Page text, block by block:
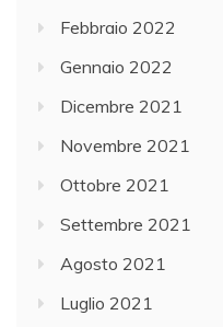
Febbraio 2022
Gennaio 2022
Dicembre 2021
Novembre 2021
Ottobre 2021
Settembre 2021
Agosto 2021
Luglio 2021